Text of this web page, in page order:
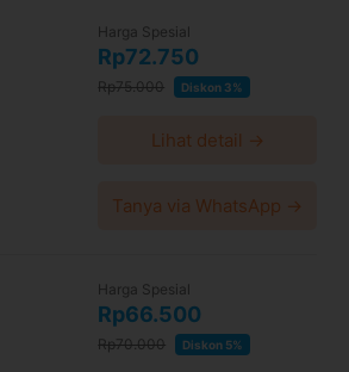
Harga Spesial
Rp72.750
Rp75.000 Diskon 3%
Lihat detail →
Tanya via WhatsApp →
Harga Spesial
Rp66.500
Rp70.000 Diskon 5%